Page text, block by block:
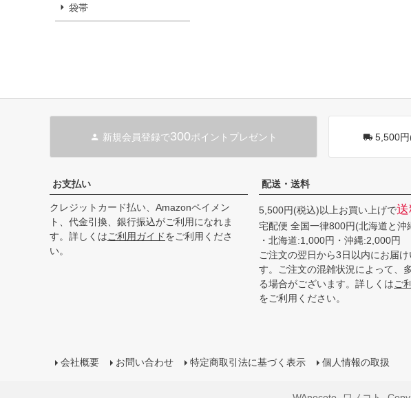
袋帯
新規会員登録で300ポイントプレゼント 5,500
お支払い
クレジットカード払い、Amazonペイメン
ト、代金引換、銀行振込がご利用になれま
す。詳しくはご利用ガイドをご利用くださ
い。
配送・送料
5,500円(税込)以上お買い上げで
宅配便 全国一律800円(北海道と沖
・北海道:1,000円・沖縄:2,000円
ご注文の翌日から3日以内にお届け
す。ご注文の混雑状況によって、
る場合がございます。詳しくはご
をご利用ください。
会社概要 お問い合わせ 特定商取引法に基づく表示 個人情報の取扱